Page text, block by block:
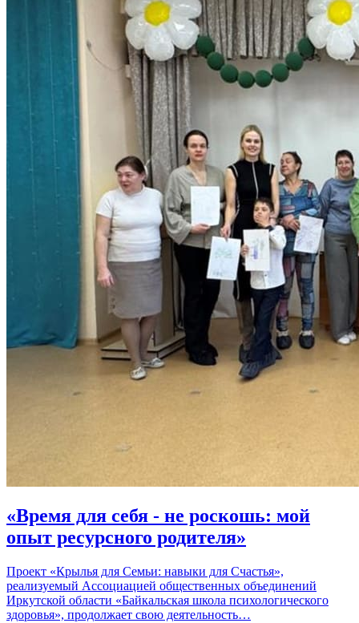
«Время для себя - не роскошь: мой
опыт ресурсного родителя»
Проект «Крылья для Семьи: навыки для Счастья»,
реализуемый Ассоциацией общественных объединений
Иркутской области «Байкальская школа психологического
здоровья», продолжает свою деятельность…